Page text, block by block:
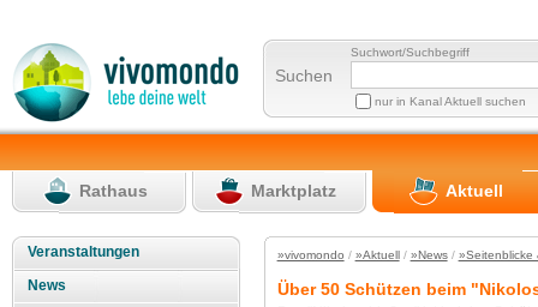
Suchen
Suchwort/Suchbegriff
nur in Kanal Aktuell suchen
Rathaus Marktplatz Aktuell
Veranstaltungen
News
»vivomondo / »Aktuell/ »News/ »Seitenblicke
Über 50 Schützen beim